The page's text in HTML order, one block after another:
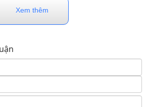
hàng đầu trên thế giới, đã có
trong lĩnh vực thiết bị nhà bếp
dạng mẫu mã, kiểu dáng cùng
cùng thông minh đã giúp Cata
tin tưởng và đánh giá cao của
dùng, trong đó có người tiêu
Xem thêm